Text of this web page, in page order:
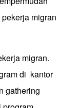
migran
migran.
di kantor
gathering